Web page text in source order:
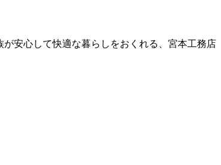
安心して快適な暮らしをおくれる、宮本工務店